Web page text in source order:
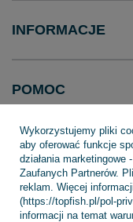
INFORMACJE
POMOC
+48 695 775 577
TopFish Sp. z o.o. Sp.k
Wykorzystujemy pliki
aby oferować funkcje
działania
Zaufanych Partnerów.
reklam. Więcej
(https://topfish.pl/pol-
informacji na temat